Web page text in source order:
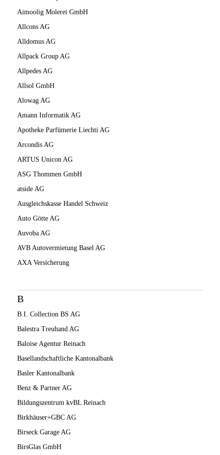
Aimoolig Molerei GmbH
Allcons AG
Alldomus AG
Allpack Group AG
Allpedes AG
Allsol GmbH
Alowag AG
Amann Informatik AG
Apotheke Parfümerie Liechti AG
Arcondis AG
ARTUS Unicon AG
ASG Thommen GmbH
atside AG
Ausgleichskasse Handel Schweiz
Auto Götte AG
Auvoba AG
AVB Autovermietung Basel AG
AXA Versicherung
B
B.I. Collection BS AG
Balestra Treuhand AG
Baloise Agentur Reinach
Basellandschaftliche Kantonalbank
Basler Kantonalbank
Benz & Partner AG
Bildungszentrum kvBL Reinach
Birkhäuser+GBC AG
Birseck Garage AG
BirsGlas GmbH